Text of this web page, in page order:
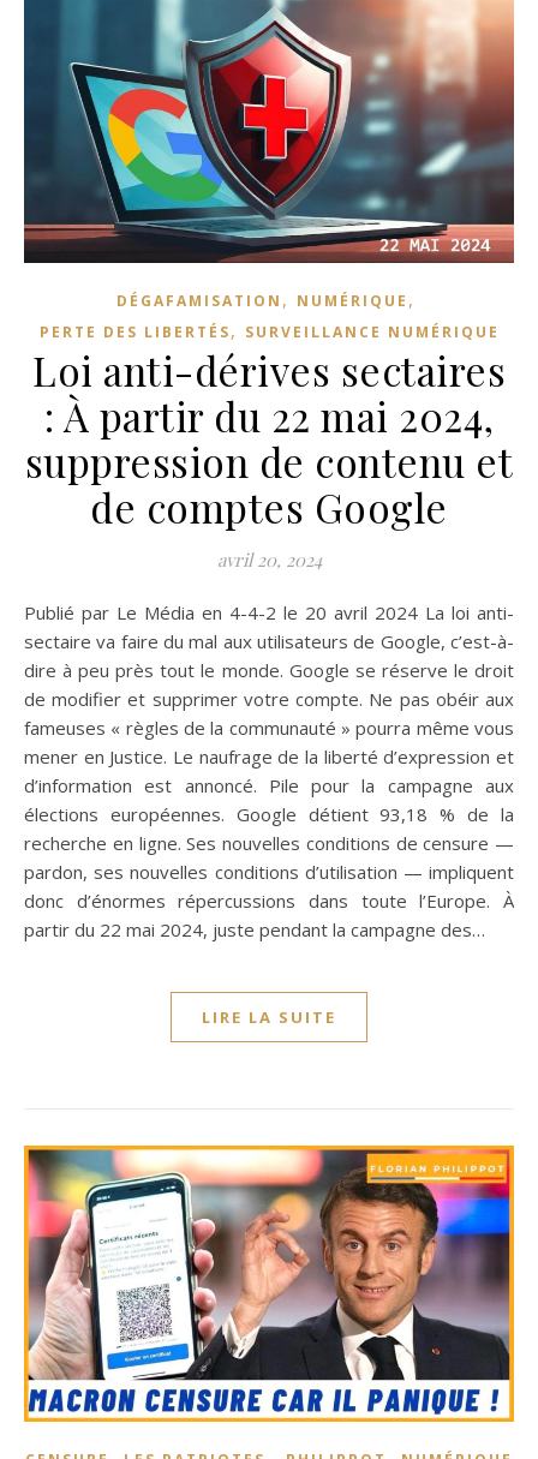
DÉGAFAMISATION , NUMÉRIQUE ,
PERTE DES LIBERTÉS, SURVEILLANCE NUMÉRIQUE
Loi anti-dérives sectaires
: À partir du 22 mai 2024,
suppression de contenu et
de comptes Google
avril 20, 2024
Publié par Le Média en 4-4-2 le 20 avril 2024 La loi anti-
sectaire va faire du mal aux utilisateurs de Google, c’est-à-
dire à peu près tout le monde. Google se réserve le droit
de modifier et supprimer votre compte. Ne pas obéir aux
fameuses « règles de la communauté » pourra même vous
mener en Justice. Le naufrage de la liberté d’expression et
d’information est annoncé. Pile pour la campagne aux
élections européennes. Google détient 93,18 % de la
recherche en ligne. Ses nouvelles conditions de censure —
pardon, ses nouvelles conditions d’utilisation — impliquent
donc d’énormes répercussions dans toute l’Europe. À
partir du 22 mai 2024, juste pendant la campagne des…
LIRE LA SUITE